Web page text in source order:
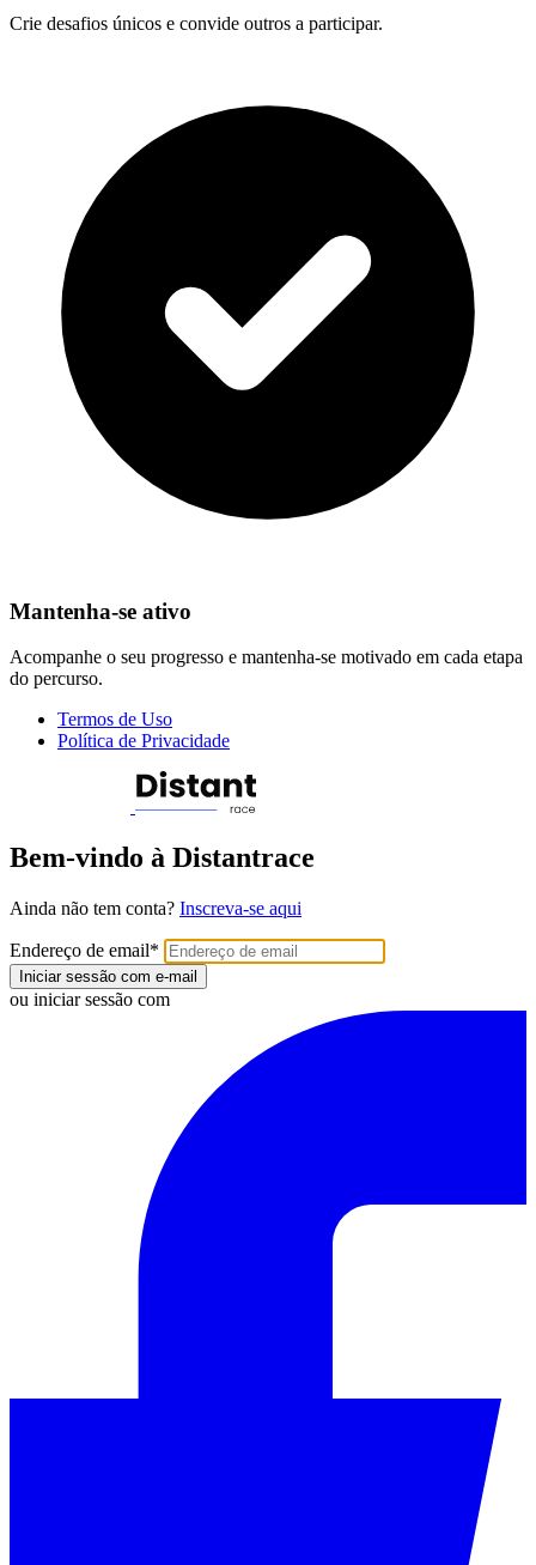
Crie desafios únicos e convide outros a participar.
Mantenha-se ativo
Acompanhe o seu progresso e mantenha-se motivado em cada etapa
do percurso.
Termos de Uso
Política de Privacidade
Bem-vindo à Distantrace
Ainda não tem conta? Inscreva-se aqui
Endereço de email*
Iniciar sessão com e-mail
ou iniciar sessão com